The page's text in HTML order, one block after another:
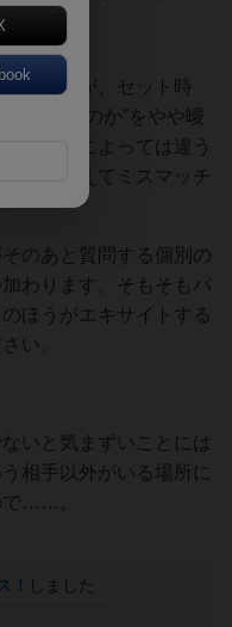
した人が、セット時
ットしたのか”をやや曖
。「人によっては違う
、「あえてミスマッチ
のあと質問する個別の
わります。そもそもパ
ほうがエキサイトする
い。
いと気まずいことには
相手以外がいる場所に
で……。
！ しました